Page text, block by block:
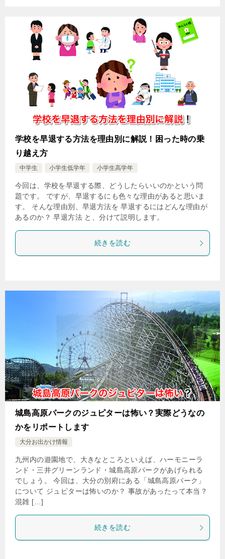
学校を早退する方法を理由別に解説！困った時の乗
り越え方
中学生 小学生低学年 小学生高学年
今回は、学校を早退する際、どうしたらいいのかという問
題です。 ですが、早退するにも色々な理由があると思いま
す。 そんな理由別、早退方法を 早退するにはどんな理由が
あるのか？ 早退方法 と、分けて説明します。
続きを読む
城島高原パークのジュピターは怖い？実際どうなの
かをリポートします
大分お出かけ情報
九州内の遊園地で、大きなところといえば、ハーモニーラ
ンド・三井グリーンランド・城島高原パークがあげられる
でしょう。 今回は、大分の別府にある「城島高原パーク」
について ジュピターは怖いのか？ 事故があったって本当？
混雑 […]
続きを読む